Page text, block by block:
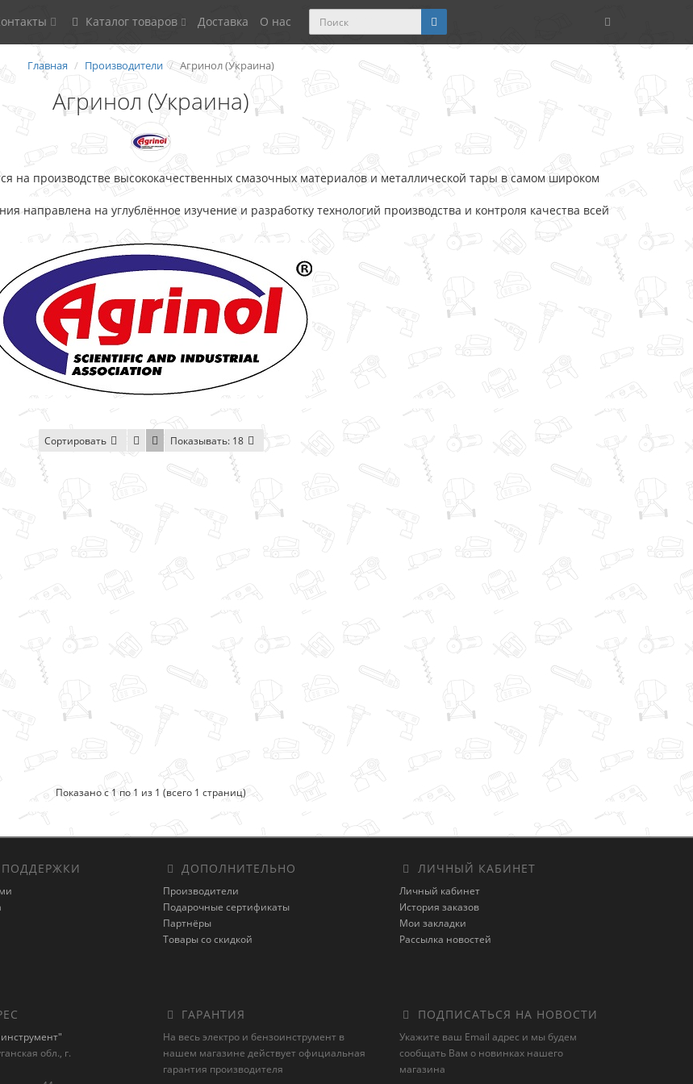
Каталог товаров Доставка О нас
Главная Производители Агринол (Украина)
Агринол (Украина)
на производстве высококачественных смазочных материалов и металлической тары в самом широком
направлена на углублённое изучение и разработку технологий производства и контроля качества всей
Сортировать Показывать: 18
Показано с 1 по 1 из 1 (всего 1 страниц)
ДОПОЛНИТЕЛЬНО
Производители
Подарочные сертификаты
Партнёры
Товары со скидкой
ЛИЧНЫЙ КАБИНЕТ
Личный кабинет
История заказов
Мои закладки
Рассылка новостей
обл., г.
ГАРАНТИЯ
На весь электро и бензоинструмент в
нашем магазине действует официальная
гарантия производителя
ПОДПИСАТЬСЯ НА НОВОСТИ
Укажите ваш Email адрес и мы будем
сообщать Вам о новинках нашего
магазина